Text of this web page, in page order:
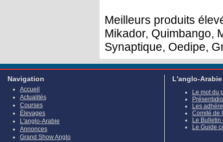
Meilleurs produits
Mikador, Quimbango,
Synaptique, Oedipe,
Navigation
Accueil
Actualités
Courses
Élevages
L'anglo-Arabie
Annonces
Grand Show Anglo
L'anglo-Arabie
Le mot du
Les
Comité de
Le Bulletin
Le Guide